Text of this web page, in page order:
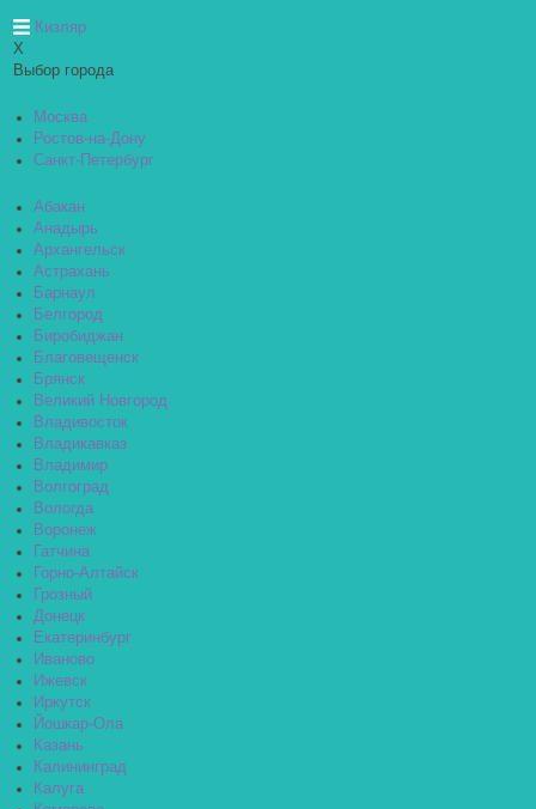
Кизляр
X
Выбор города
Москва
Ростов-на-Дону
Санкт-Петербург
Абакан
Анадырь
Архангельск
Астрахань
Барнаул
Белгород
Биробиджан
Благовещенск
Брянск
Великий Новгород
Владивосток
Владикавказ
Владимир
Волгоград
Вологда
Воронеж
Гатчина
Горно-Алтайск
Грозный
Донецк
Екатеринбург
Иваново
Ижевск
Иркутск
Йошкар-Ола
Казань
Калининград
Калуга